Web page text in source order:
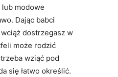
modowe
Dając babci
dostrzegasz w
może rodzić
wziąć pod
się łatwo określić.